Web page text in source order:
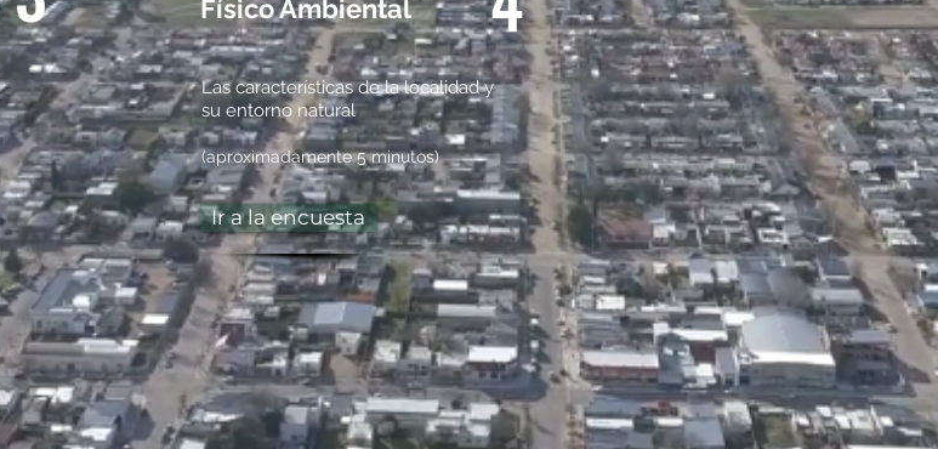
Físico Ambiental
Las características de la localidad y
su entorno natural
(aproximadamente 5 minutos)
Ir a la encuesta